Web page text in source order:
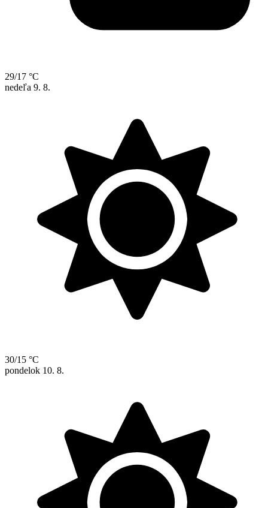
29/17 °C
nedeľa 9. 8.
30/15 °C
pondelok 10. 8.